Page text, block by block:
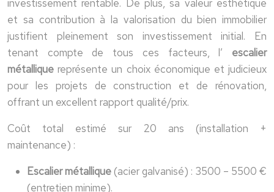
investissement rentable. De plus, sa valeur esthétique
et sa contribution à la valorisation du bien immobilier
justifient pleinement son investissement initial. En
tenant compte de tous ces facteurs, l’ escalier
métalliquereprésente un choix économique et judicieux
pour les projets de construction et de rénovation,
offrant un excellent rapport qualité/prix.
Coût total estimé sur 20 ans (installation +
maintenance) :
Escalier métallique (acier galvanisé) : 3500 – 5500 €
(entretien minime).